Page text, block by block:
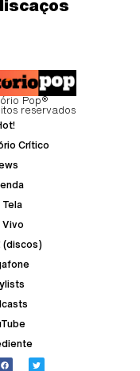
Pop®
reservados
Crítico
Tela
Vivo
(discos)